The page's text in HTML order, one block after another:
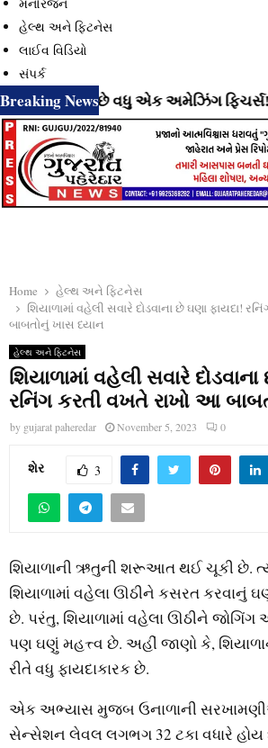
હેલ્થ અને ફિટનેસ
લાઈવ વિડિયો
સંપર્ક
Breaking News
રહ્યું છે વધુ એક અમેઝિંગ ફિચર્સ! જાણો
Home
હેલ્થ અને ફિટનેસ
શિયાળામાં વહેલી સવારે દોડવાના છે ઘણા ફાયદા!
બાબતોનું ખાસ ધ્યાન
હેલ્થ અને ફિટનેસ
શિયાળામાં વહેલી સવારે
રનિંગ કરતી વખતે રાખો આ
by gujarat paheredar November 5, 2023 0
શેર 3
શિયાળાની ઋતુની શરૂઆત થઈ ચૂકી છે.
શિયાળામાં વહેલા ઊઠીને કસરત કરવાનું
છે. પરંતુ, શિયાળામાં વહેલા ઊઠીને જોગિંગ
પણ ઘણું મહત્ત્વ છે. અહીં જાણો કે,
રીતે વધુ ફાયદાકારક છે.
એક અભ્યાસ મુજબ ઉનાળાની
સેન્સેશન લેવલ લગભગ 32 ટકા વધારે